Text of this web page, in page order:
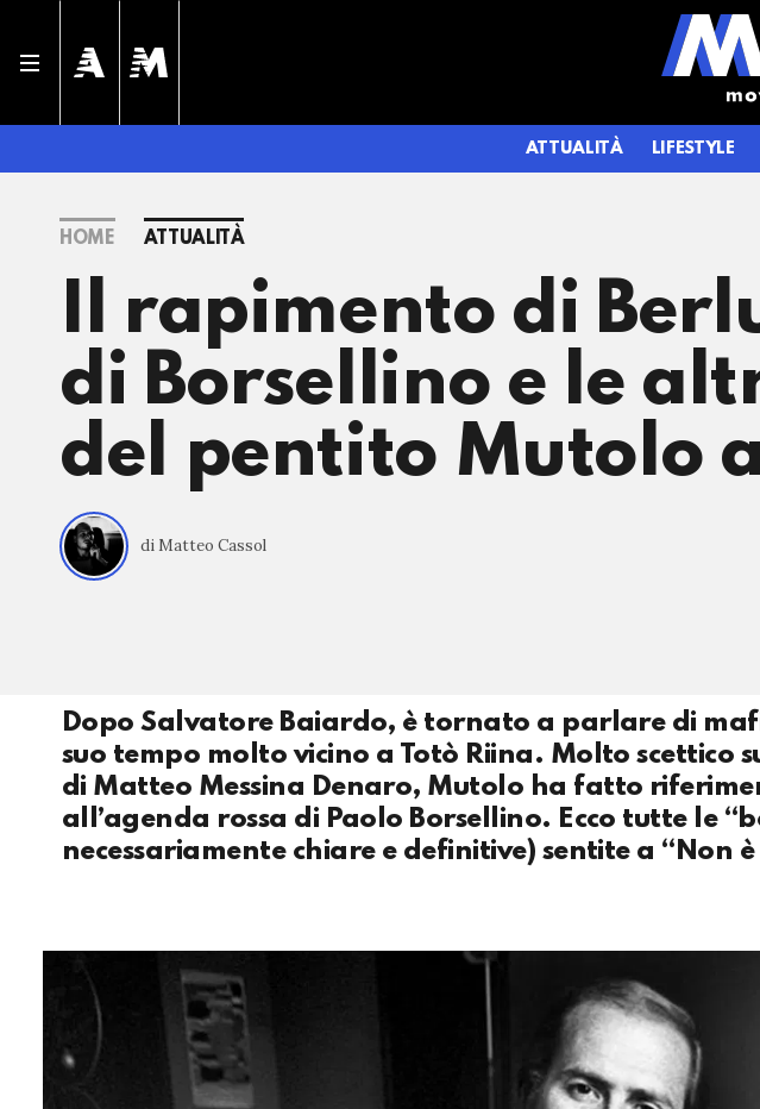
ATTUALITÀ LIFESTYLE
HOME ATTUALITÀ
Il rapimento di
di Borsellino e le
del pentito Mutolo
di Matteo Cassol
Dopo Salvatore Baiardo, è tornato a parlare di
suo tempo molto vicino a Totò Riina. Molto scettico
di Matteo Messina Denaro, Mutolo ha fatto
all’agenda rossa di Paolo Borsellino. Ecco tutte le
necessariamente chiare e definitive) sentite a “Non è